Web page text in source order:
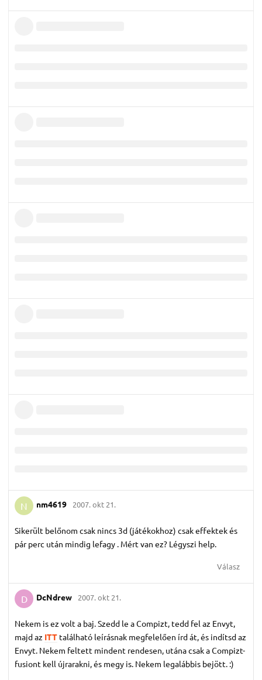
N nm4619 2007. okt 21.
Sikerült belőnom csak nincs 3d (játékokhoz) csak effektek és
pár perc után mindig lefagy . Mért van ez? Légyszi help.
Válasz
D DcNdrew 2007. okt 21.
Nekem is ez volt a baj. Szedd le a Compizt, tedd fel az Envyt,
majd az ITT található leírásnak megfelelően írd át, és indítsd az
Envyt. Nekem feltett mindent rendesen, utána csak a Compizt-
fusiont kell újrarakni, és megy is. Nekem legalábbis bejött. :)